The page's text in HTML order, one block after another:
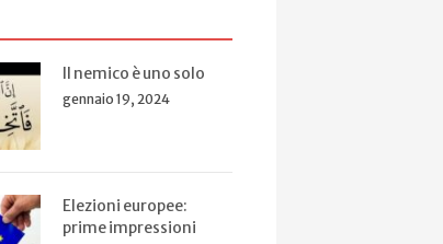
Il nemico è uno solo
gennaio 19, 2024
Elezioni europee:
prime impressioni